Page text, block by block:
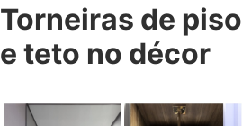
Torneiras de piso
e teto no décor